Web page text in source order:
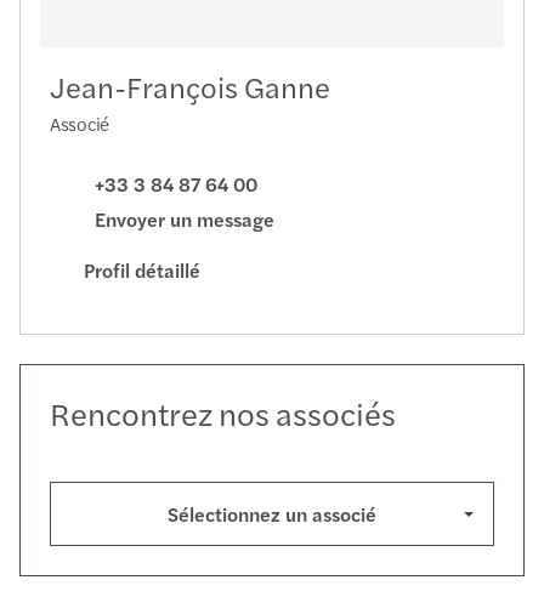
Jean-François Ganne
Associé
+33 3 84 87 64 00
Envoyer un message
Profil détaillé
Rencontrez nos associés
Sélectionnez un associé